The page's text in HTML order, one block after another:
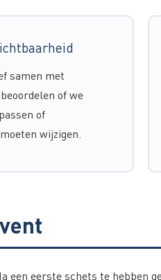
samen met
of we
of
wijzigen.
een eerste schets te hebben